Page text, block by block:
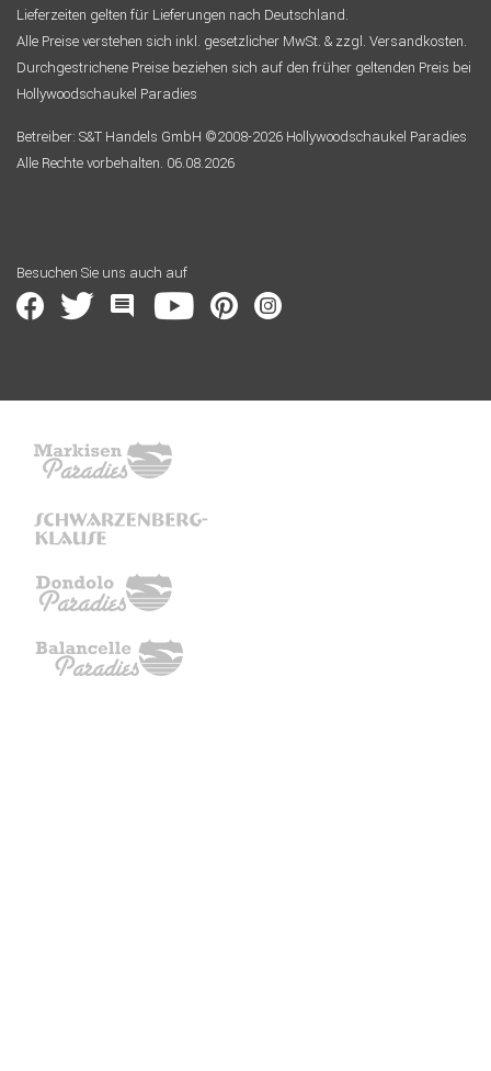
Lieferzeiten gelten für Lieferungen nach Deutschland.
Alle Preise verstehen sich inkl. gesetzlicher MwSt. & zzgl. Versandkosten.
Durchgestrichene Preise beziehen sich auf den früher geltenden Preis bei
Hollywoodschaukel Paradies
Betreiber: S&T Handels GmbH ©2008-2026 Hollywoodschaukel Paradies
Alle Rechte vorbehalten. 06.08.2026
Besuchen Sie uns auch auf